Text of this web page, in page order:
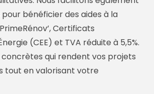
bénéficier des aides à la
Certificats
(CEE) et TVA réduite à 5,5%.
qui rendent vos projets
tout en valorisant votre